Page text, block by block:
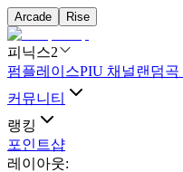
Arcade Rise
피닉스2
펌플레이스PIU 채널랜덤곡
커뮤니티
랭킹
포인트샵
레이아웃: